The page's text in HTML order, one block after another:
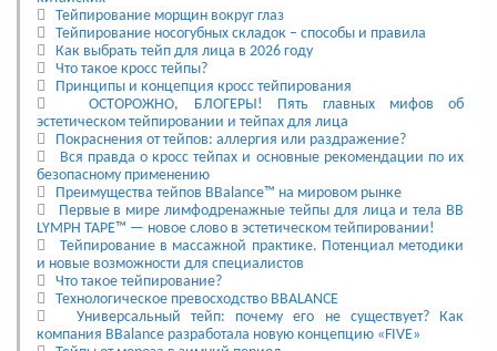
Тейпирование морщин вокруг глаз
Тейпирование носогубных складок – способы и правила
Как выбрать тейп для лица в 2026 году
Что такое кросс тейпы?
Принципы и концепция кросс тейпирования
ОСТОРОЖНО, БЛОГЕРЫ! Пять главных мифов об
эстетическом тейпировании и тейпах для лица
Покраснения от тейпов: аллергия или раздражение?
Вся правда о кросс тейпах и основные рекомендации по их
безопасному применению
Преимущества тейпов BBalance™ на мировом рынке
Первые в мире лимфодренажные тейпы для лица и тела BB
LYMPH TAPE™ — новое слово в эстетическом тейпировании!
Тейпирование в массажной практике. Потенциал методики
и новые возможности для специалистов
Что такое тейпирование?
Технологическое превосходство BBALANCE
Универсальный тейп: почему его не существует? Как
компания BBalance разработала новую концепцию «FIVE»